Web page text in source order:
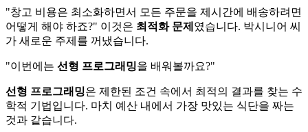
"창고 비용은 최소화하면서 모든 주문을 제시간에 배송하려면
어떻게 해야 하죠?" 이것은 최적화 문제 였습니다. 박시니어 씨
가 새로운 주제를 꺼냈습니다.
"이번에는 선형 프로그래밍을 배워볼까요?"
선형 프로그래밍은 제한된 조건 속에서 최적의 결과를 찾는 수
학적 기법입니다. 마치 예산 내에서 가장 맛있는 식단을 짜는
것과 같습니다.